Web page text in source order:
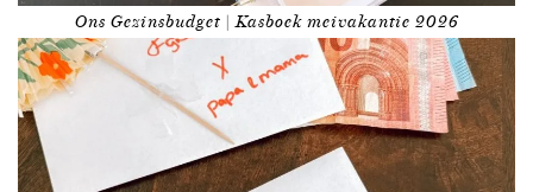
Ons Gezinsbudget | Kasboek meivakantie 2026